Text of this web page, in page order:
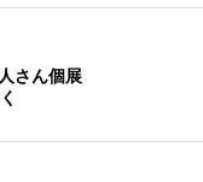
さん個展